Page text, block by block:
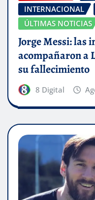
INTERNACIONAL
ÚLTIMAS NOTICIAS
Jorge Messi: las
acompañaron a
su fallecimiento
8 Digital